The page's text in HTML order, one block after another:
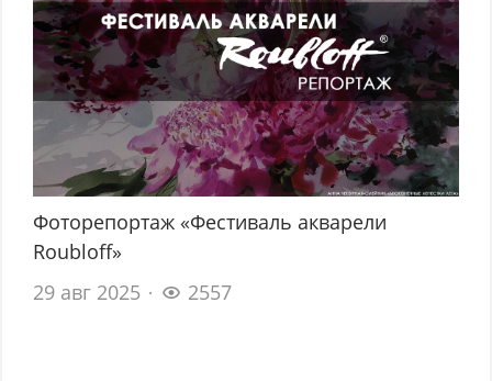
Фоторепортаж «Фестиваль акварели
Roubloff»
29 авг 2025
2557